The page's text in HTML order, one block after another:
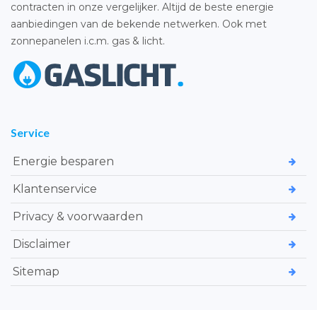
contracten in onze vergelijker. Altijd de beste energie
aanbiedingen van de bekende netwerken. Ook met
zonnepanelen i.c.m. gas & licht.
Service
Energie besparen
Klantenservice
Privacy & voorwaarden
Disclaimer
Sitemap